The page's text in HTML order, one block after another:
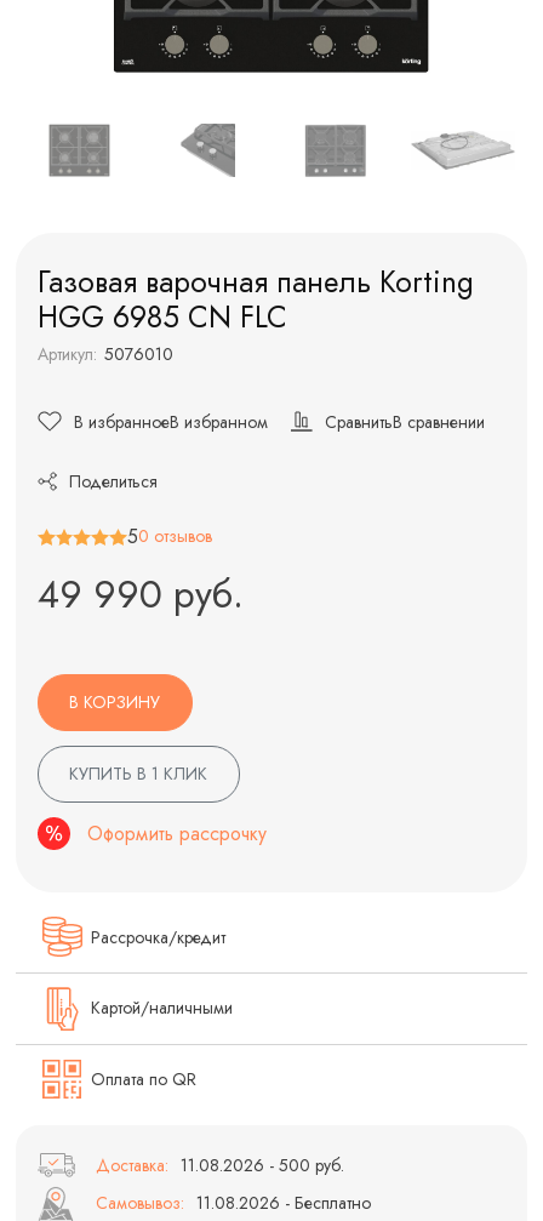
Газовая варочная панель Korting
HGG 6985 CN FLC
Артикул: 5076010
В избранноеВ избранном СравнитьВ сравнении
Поделиться
50 отзывов
49 990 руб.
В КОРЗИНУ
КУПИТЬ В 1 КЛИК
Оформить рассрочку
Рассрочка/кредит
Картой/наличными
Оплата по QR
Доставка: 11.08.2026 - 500 руб.
Самовывоз: 11.08.2026 - Бесплатно